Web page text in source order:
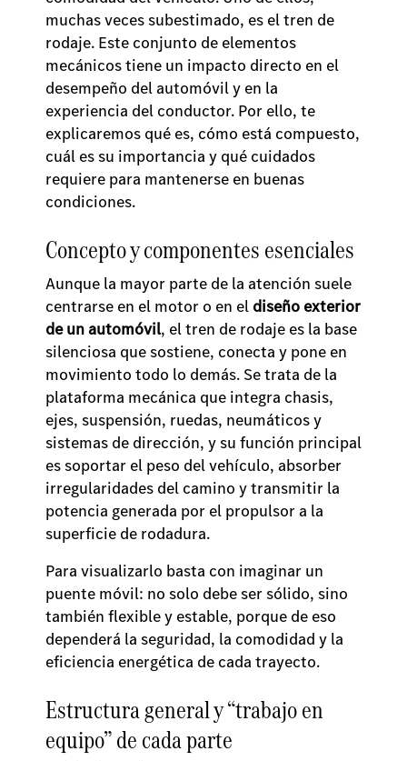
muchas veces subestimado, es el tren de
rodaje. Este conjunto de elementos
mecánicos tiene un impacto directo en el
desempeño del automóvil y en la
experiencia del conductor. Por ello, te
explicaremos qué es, cómo está compuesto,
cuál es su importancia y qué cuidados
requiere para mantenerse en buenas
condiciones.
Concepto y componentes esenciales
Aunque la mayor parte de la atención suele
centrarse en el motor o en el diseño exterior
de un automóvil, el tren de rodaje es la base
silenciosa que sostiene, conecta y pone en
movimiento todo lo demás. Se trata de la
plataforma mecánica que integra chasis,
ejes, suspensión, ruedas, neumáticos y
sistemas de dirección, y su función principal
es soportar el peso del vehículo, absorber
irregularidades del camino y transmitir la
potencia generada por el propulsor a la
superficie de rodadura.
Para visualizarlo basta con imaginar un
puente móvil: no solo debe ser sólido, sino
también flexible y estable, porque de eso
dependerá la seguridad, la comodidad y la
eficiencia energética de cada trayecto.
Estructura general y “trabajo en
equipo” de cada parte